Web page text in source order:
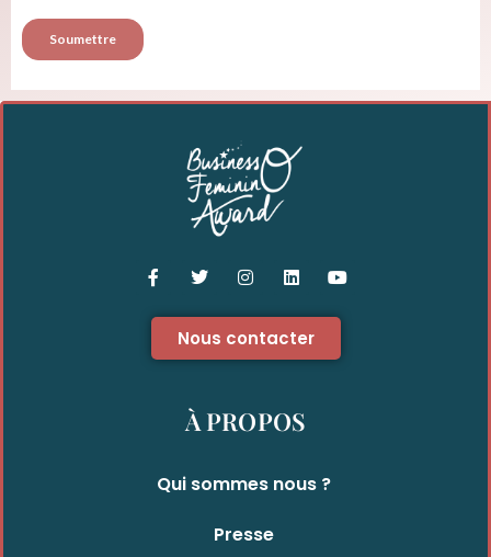
Nous contacter
À PROPOS
Qui sommes nous ?
Presse